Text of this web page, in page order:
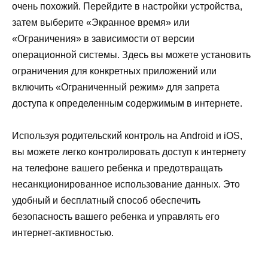
очень похожий. Перейдите в настройки устройства,
затем выберите «Экранное время» или
«Ограничения» в зависимости от версии
операционной системы. Здесь вы можете установить
ограничения для конкретных приложений или
включить «Ограниченный режим» для запрета
доступа к определенным содержимым в интернете.
Используя родительский контроль на Android и iOS,
вы можете легко контролировать доступ к интернету
на телефоне вашего ребенка и предотвращать
несанкционированное использование данных. Это
удобный и бесплатный способ обеспечить
безопасность вашего ребенка и управлять его
интернет-активностью.